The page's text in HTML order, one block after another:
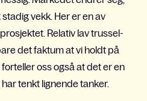
vekk. Her er en av
Relativ lav trussel-
det faktum at vi holdt på
oss også at det er en
tenkt lignende tanker.